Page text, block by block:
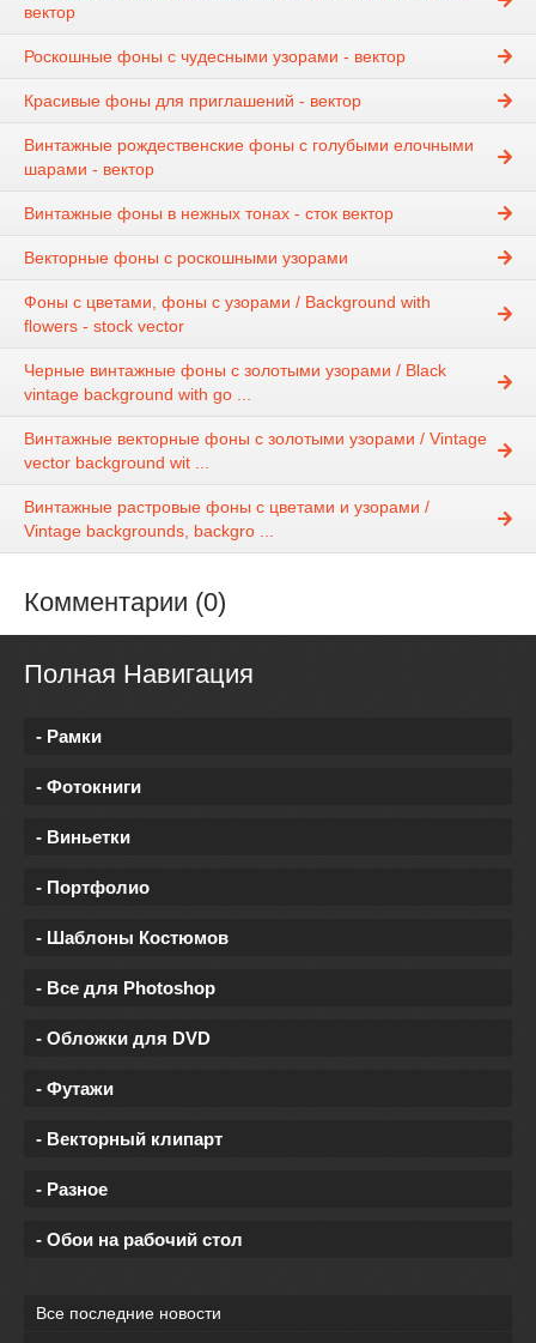
вектор
Роскошные фоны с чудесными узорами - вектор
Красивые фоны для приглашений - вектор
Винтажные рождественские фоны с голубыми елочными
шарами - вектор
Винтажные фоны в нежных тонах - сток вектор
Векторные фоны с роскошными узорами
Фоны с цветами, фоны с узорами / Background with
flowers - stock vector
Черные винтажные фоны с золотыми узорами / Black
vintage background with go ...
Винтажные векторные фоны с золотыми узорами / Vintage
vector background wit ...
Винтажные растровые фоны с цветами и узорами /
Vintage backgrounds, backgro ...
Комментарии (0)
Полная Навигация
- Рамки
- Фотокниги
- Виньетки
- Портфолио
- Шаблоны Костюмов
- Все для Photoshop
- Обложки для DVD
- Футажи
- Векторный клипарт
- Разное
- Обои на рабочий стол
Все последние новости